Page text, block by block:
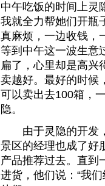
中午吃饭的时间上灵
我就全力帮她们开瓶
真麻烦，一边收钱，
等到中午这一波生意
扁了，心里却是高兴
卖越好。最好的时候
可以卖出去100箱，
隐。
由于灵隐的开发，
景区的经理也成了好
产品推荐过去。直到
进货，他们说：“我